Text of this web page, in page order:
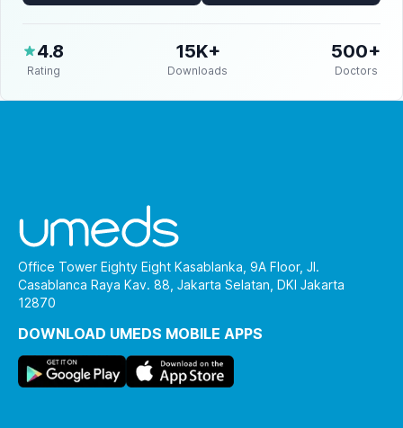
4.8
Rating
15K+
Downloads
500+
Doctors
Office Tower Eighty Eight Kasablanka, 9A Floor, Jl.
Casablanca Raya Kav. 88, Jakarta Selatan, DKI Jakarta
12870
DOWNLOAD UMEDS MOBILE APPS